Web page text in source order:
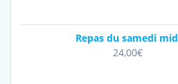
Repas du samedi
24,00€